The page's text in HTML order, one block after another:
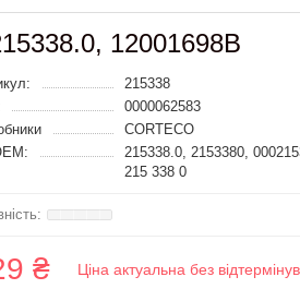
12001698B
215338
0000062583
CORTECO
215338.0, 2153380,
215 338 0
₴ Ціна актуальна без